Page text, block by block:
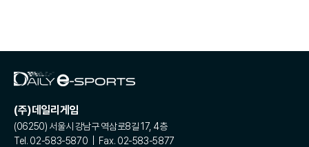
(주)데일리게임
(06250) 서울시 강남구 역삼로8길 17, 4층
Tel. 02-583-5870 | Fax. 02-583-5877